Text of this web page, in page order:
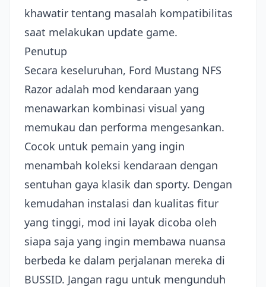
khawatir tentang masalah kompatibilitas
saat melakukan update game.
Penutup
Secara keseluruhan, Ford Mustang NFS
Razor adalah mod kendaraan yang
menawarkan kombinasi visual yang
memukau dan performa mengesankan.
Cocok untuk pemain yang ingin
menambah koleksi kendaraan dengan
sentuhan gaya klasik dan sporty. Dengan
kemudahan instalasi dan kualitas fitur
yang tinggi, mod ini layak dicoba oleh
siapa saja yang ingin membawa nuansa
berbeda ke dalam perjalanan mereka di
BUSSID. Jangan ragu untuk mengunduh